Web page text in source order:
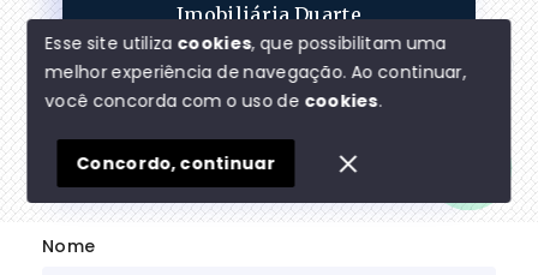
Imobiliária Duarte
CRECI -8766J
(48) 9 8855-1838
claudioduartecorretor@gmail.com
Nome
Olá! Estamos disponíveis para te ajudar.
Esse site utiliza cookies, que possibilitam uma
melhor experiência de navegação.Ao continuar,
você concorda com o uso de cookies.
Concordo, continuar